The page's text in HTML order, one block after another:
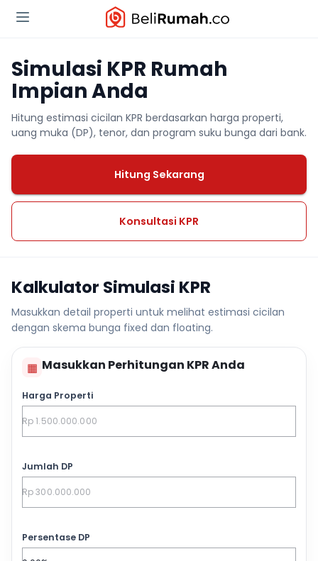
Simulasi KPR Rumah
Impian Anda
Hitung estimasi cicilan KPR berdasarkan harga properti,
uang muka (DP), tenor, dan program suku bunga dari bank.
Hitung Sekarang
Konsultasi KPR
Kalkulator Simulasi KPR
Masukkan detail properti untuk melihat estimasi cicilan
dengan skema bunga fixed dan floating.
▦ Masukkan Perhitungan KPR Anda
Harga Properti
Jumlah DP
Persentase DP